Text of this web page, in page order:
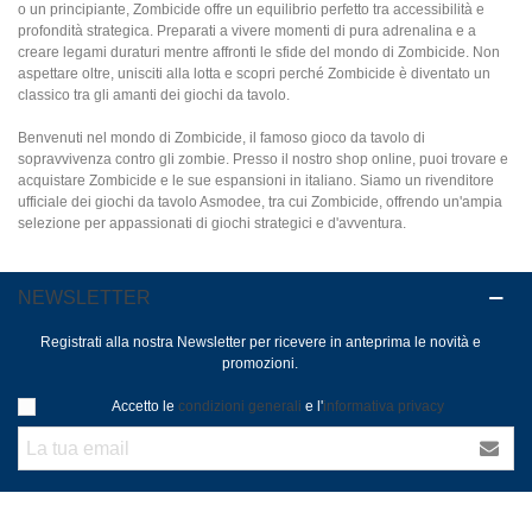
o un principiante, Zombicide offre un equilibrio perfetto tra accessibilità e
profondità strategica. Preparati a vivere momenti di pura adrenalina e a
creare legami duraturi mentre affronti le sfide del mondo di Zombicide. Non
aspettare oltre, unisciti alla lotta e scopri perché Zombicide è diventato un
classico tra gli amanti dei giochi da tavolo.
Benvenuti nel mondo di Zombicide, il famoso gioco da tavolo di
sopravvivenza contro gli zombie. Presso il nostro shop online, puoi trovare e
acquistare Zombicide e le sue espansioni in italiano. Siamo un rivenditore
ufficiale dei giochi da tavolo Asmodee, tra cui Zombicide, offrendo un'ampia
selezione per appassionati di giochi strategici e d'avventura.
NEWSLETTER
Registrati alla nostra Newsletter per ricevere in anteprima le novità e
promozioni.
Accetto le condizioni generali e l'informativa privacy